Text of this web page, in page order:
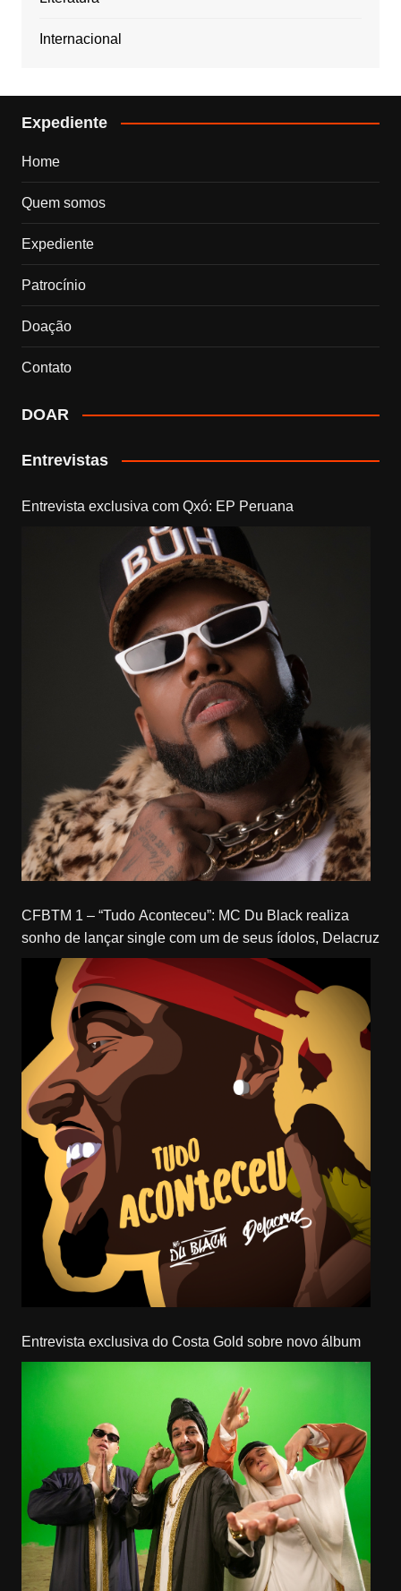
Internacional
Expediente
Home
Quem somos
Expediente
Patrocínio
Doação
Contato
DOAR
Entrevistas
Entrevista exclusiva com Qxó: EP Peruana
CFBTM 1 – “Tudo Aconteceu”: MC Du Black realiza
sonho de lançar single com um de seus ídolos, Delacruz
Entrevista exclusiva do Costa Gold sobre novo álbum